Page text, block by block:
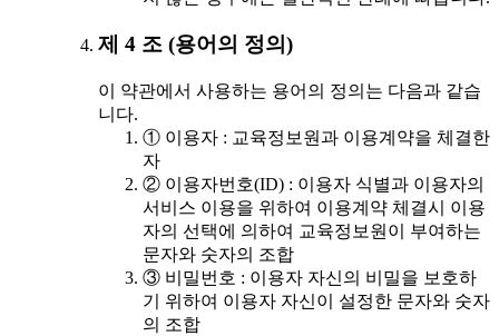
제 4 조 (용어의 정의)
이 약관에서 사용하는 용어의 정의는 다음과 같습
니다.
① 이용자 : 교육정보원과 이용계약을 체결한
자
② 이용자번호(ID) : 이용자 식별과 이용자의
서비스 이용을 위하여 이용계약 체결시 이용
자의 선택에 의하여 교육정보원이 부여하는
문자와 숫자의 조합
③ 비밀번호 : 이용자 자신의 비밀을 보호하
기 위하여 이용자 자신이 설정한 문자와 숫자
의 조합